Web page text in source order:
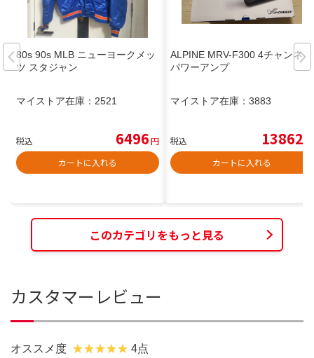
80s 90s MLB ニューヨークメッ
ツ スタジャン
マイストア在庫： 2521
税込 6496円
カートに入れる
ALPINE MRV-F300 4チャンネル
パワーアンプ
マイストア在庫： 3883
税込 13862
カートに入れる
このカテゴリをもっと見る
カスタマーレビュー
オススメ度 4点